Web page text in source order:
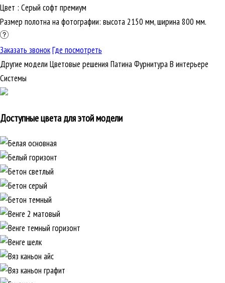
Цвет : Серый софт премиум
Размер полотна на фотографии: высота 2150 мм, ширина 800 мм.
Заказать звонокГде посмотреть
Другие модели Цветовые решения ПатинаФурнитураВ интерьере
Cистемы
Доступные цвета для этой модели